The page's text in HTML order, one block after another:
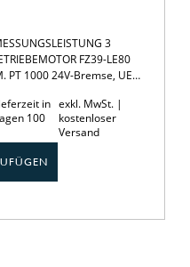
3
FZ39-LE80
PT 1000 24V-Bremse, UE…
in
100
exkl. MwSt. |
kostenloser
Versand